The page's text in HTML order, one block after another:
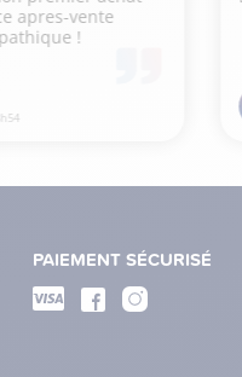
PAIEMENT SÉCURISÉ